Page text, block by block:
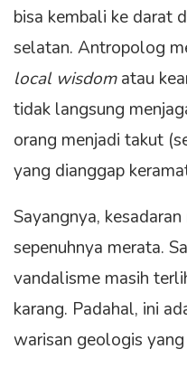
bisa kembali ke darat
selatan. Antropolog
local wisdomatau
tidak langsung
orang menjadi takut
yang dianggap
Sayangnya,
sepenuhnya merata.
vandalisme masih
karang. Padahal, ini
warisan geologis